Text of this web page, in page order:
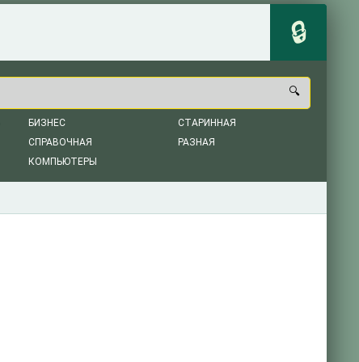
БИЗНЕС
СПРАВОЧНАЯ
КОМПЬЮТЕРЫ
СТАРИННАЯ
РАЗНАЯ